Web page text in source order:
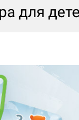
для